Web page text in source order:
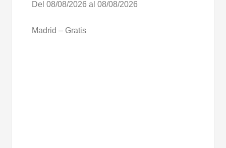
Del 08/08/2026 al 08/08/2026
Madrid – Gratis